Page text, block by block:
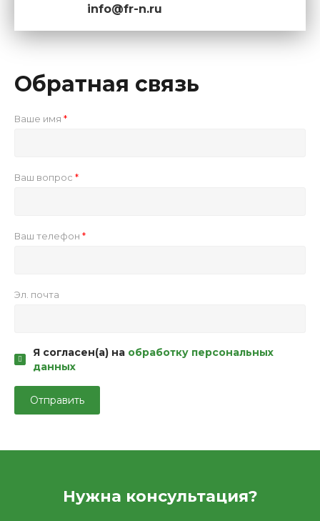
info@fr-n.ru
Обратная связь
Ваше имя
Ваш вопрос
Ваш телефон
Эл. почта
Я согласен(а) на обработку персональных
данных
Нужна консультация?